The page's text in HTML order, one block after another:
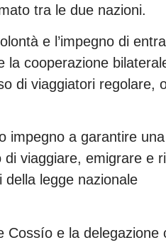
tra le due nazioni.
e l’impegno di
la cooperazione
di viaggiatori regolare,
impegno a garantire
viaggiare, emigrare e
legge nazionale
Cossío e la delegazione